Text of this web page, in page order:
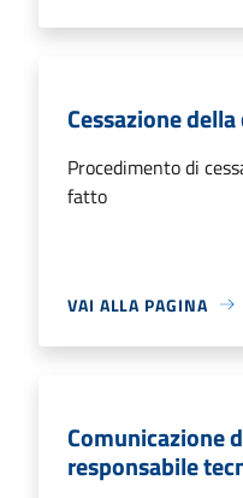
Cessazione
Procedimento di
fatto
VAI ALLA PAGINA
Comunicazione
responsabile